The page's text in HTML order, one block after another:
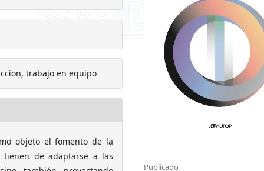
trabajo en equipo
objeto el fomento de la
de adaptarse a las
Publicado